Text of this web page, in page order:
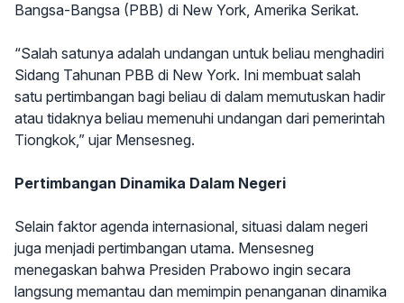
Bangsa-Bangsa (PBB) di New York, Amerika Serikat.
“Salah satunya adalah undangan untuk beliau menghadiri
Sidang Tahunan PBB di New York. Ini membuat salah
satu pertimbangan bagi beliau di dalam memutuskan hadir
atau tidaknya beliau memenuhi undangan dari pemerintah
Tiongkok,” ujar Mensesneg.
Pertimbangan Dinamika Dalam Negeri
Selain faktor agenda internasional, situasi dalam negeri
juga menjadi pertimbangan utama. Mensesneg
menegaskan bahwa Presiden Prabowo ingin secara
langsung memantau dan memimpin penanganan dinamika